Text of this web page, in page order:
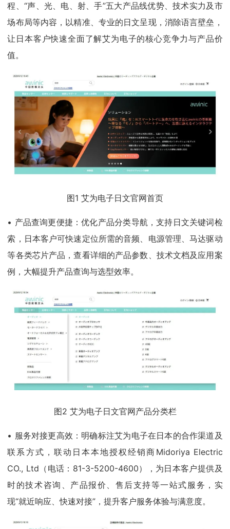
程、“声、光、电、射、手”五大产品线优势、技术实力及市
场布局等内容，以精准、专业的日文呈现，消除语言壁垒，
让日本客户快速全面了解艾为电子的核心竞争力与产品价
值。
图1 艾为电子日文官网首页
• 产品查询更便捷：优化产品分类导航，支持日文关键词检
索，日本客户可快速定位所需的音频、电源管理、马达驱动
等各类芯片产品，查看详细的产品参数、技术文档及应用案
例，大幅提升产品查询与选型效率。
图2 艾为电子日文官网产品分类栏
• 服务对接更高效：明确标注艾为电子在日本的合作渠道及
联系方式，联动日本本地授权经销商Midoriya Electric
CO., Ltd（电话：81-3-5200-4600），为日本客户提供及
时的技术咨询、产品报价、售后支持等一站式服务，实
现“就近响应、快速对接”，提升客户服务体验与满意度。